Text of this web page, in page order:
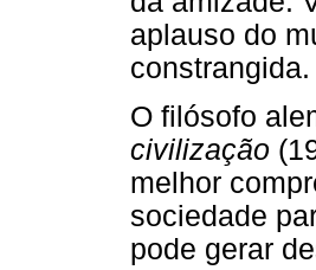
aplauso do
constrangida.
O filósofo
civilização
melhor
sociedade
pode gerar